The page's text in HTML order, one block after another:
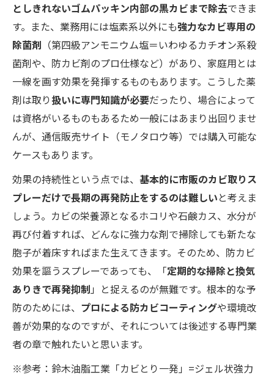
としきれないゴムパッキン内部の黒カビまで除去できま
す。また、業務用には塩素系以外にも強力なカビ専用の
除菌剤 （第四級アンモニウム塩＝いわゆるカチオン系殺
菌剤や、防カビ剤のプロ仕様など）があり、家庭用とは
一線を画す効果を発揮するものもあります。こうした薬
剤は取り扱いに専門知識が必要だったり、場合によって
は資格がいるものもあるため一般にはあまり出回りませ
んが、通信販売サイト（モノタロウ等）では購入可能な
ケースもあります。
効果の持続性という点では、 基本的に市販のカビ取りス
プレーだけで長期の再発防止をするのは難しいと考えま
しょう。カビの栄養源となるホコリや石鹸カス、水分が
再び付着すれば、どんなに強力な剤で掃除しても新たな
胞子が着床すればまた生えてきます。そのため、防カビ
効果を謳うスプレーであっても、「定期的な掃除と換気
ありきで再発抑制 」と捉えるのが無難です。根本的な予
防のためには、 プロによる防カビコーティングや環境改
善が効果的なのですが、それについては後述する専門業
者の章で触れたいと思います。
※参考：鈴木油脂工業「カビとり一発」=ジェル状強力